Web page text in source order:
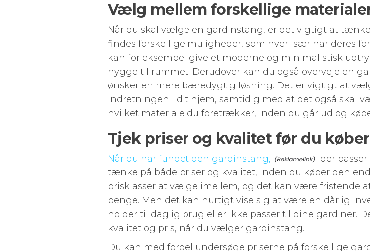
Vælg mellem forskellige
Når du skal vælge en gardinstang, er det vigtigt at
findes forskellige muligheder, som hver især har deres
kan for eksempel give et moderne og minimalistisk
hygge til rummet. Derudover kan du også overveje en
ønsker en mere bæredygtig løsning. Det er vigtigt at
indretningen i dit hjem, samtidig med at det også skal
hvilket materiale du foretrækker, inden du går ud og
Tjek priser og kvalitet før du køber
Når du har fundet den gardinstang,
der
tænke på både priser og kvalitet, inden du køber den
prisklasser at vælge imellem, og det kan være fristende
penge. Men det kan hurtigt vise sig at være en dårlig
holder til daglig brug eller ikke passer til dine gardiner.
kvalitet og pris, når du vælger gardinstang.
Du kan med fordel undersøge priserne på forskellige